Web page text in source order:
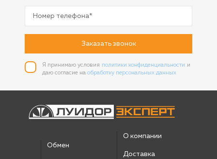
Заказать звонок
Я принимаю условия политики конфиденциальности и
даю согласие на обработку персональных данных
Обмен
О компании
Доставка